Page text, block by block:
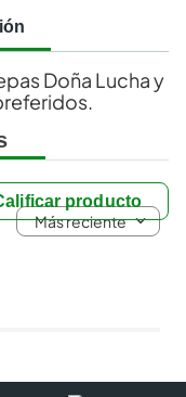
Doña Lucha y
producto
Más reciente